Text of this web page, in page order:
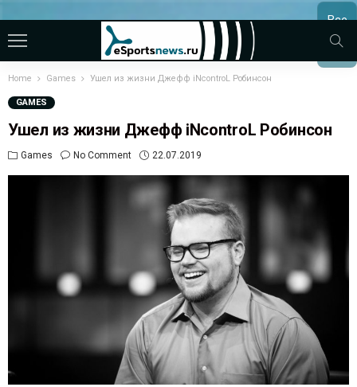
Все
МАТЧИ
Home Games Ушел из жизни Джефф iNcontroL Робинсон
GAMES
Ушел из жизни Джефф iNcontroL Робинсон
Games No Comment 22.07.2019